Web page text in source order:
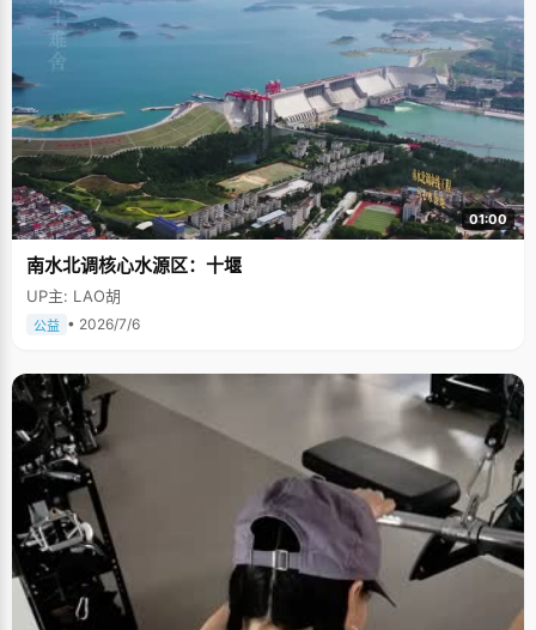
01:00
南水北调核心水源区：十堰
UP主: LAO胡
公益 • 2026/7/6